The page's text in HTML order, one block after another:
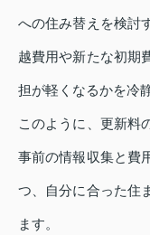
への住み替えを検討
越費用や新たな初期
担が軽くなるかを冷
このように、更新料
事前の情報収集と費
つ、自分に合った住
ます。